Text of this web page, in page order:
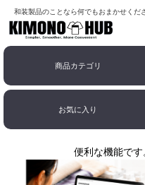
和装製品のことなら何でもおまかせくだ
商品カテゴリ
お気に入り
便利な機能で